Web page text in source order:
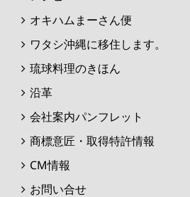
オキハムまーさん便
ワタシ沖縄に移住します。
琉球料理のきほん
沿革
会社案内パンフレット
商標意匠・取得特許情報
CM情報
お問い合せ